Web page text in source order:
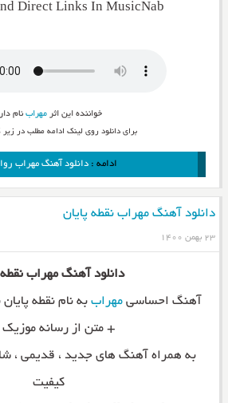
Direct Links In MusicNab
خواننده این اثر مهرابنام
برای دانلود روی لینک ادامه مطلب در زیر
ادامه :دانلود آهنگ مهراب
دانلود آهنگ مهراب نقطه پایان
۲۳ بهمن ۱۴۰۰
دانلود آهنگ مهراب نقطه
آهنگ احساسیمهراب
+ متن از رسانه موزیک
به همراه آهنگ های جدید ، قدیمی ،
کیفیت